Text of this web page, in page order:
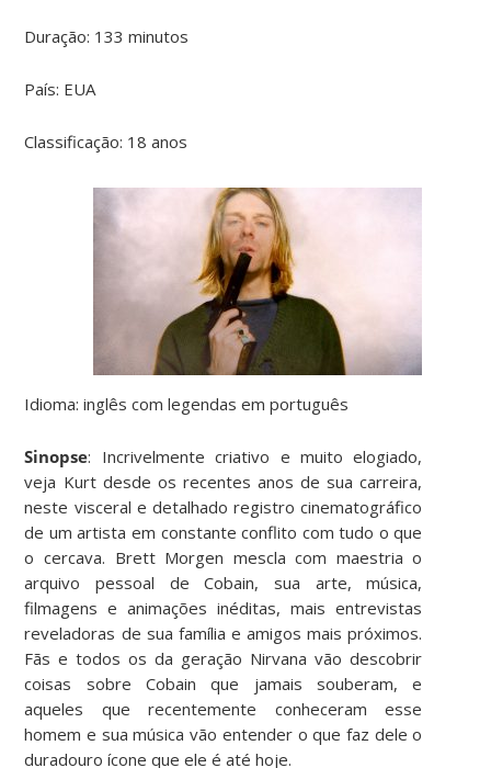
Duração: 133 minutos
País: EUA
Classificação: 18 anos
Idioma: inglês com legendas em português
Sinopse: Incrivelmente criativo e muito elogiado,
veja Kurt desde os recentes anos de sua carreira,
neste visceral e detalhado registro cinematográfico
de um artista em constante conflito com tudo o que
o cercava. Brett Morgen mescla com maestria o
arquivo pessoal de Cobain, sua arte, música,
filmagens e animações inéditas, mais entrevistas
reveladoras de sua família e amigos mais próximos.
Fãs e todos os da geração Nirvana vão descobrir
coisas sobre Cobain que jamais souberam, e
aqueles que recentemente conheceram esse
homem e sua música vão entender o que faz dele o
duradouro ícone que ele é até hoje.